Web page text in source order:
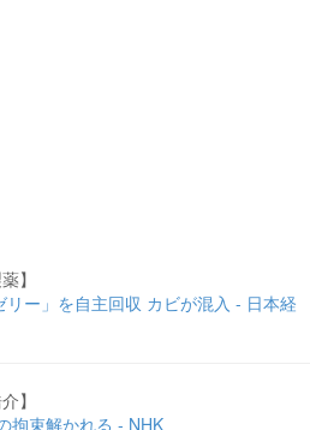
】
ー」を自主回収 カビが混入 - 日本経
】
拘束解かれる - NHK